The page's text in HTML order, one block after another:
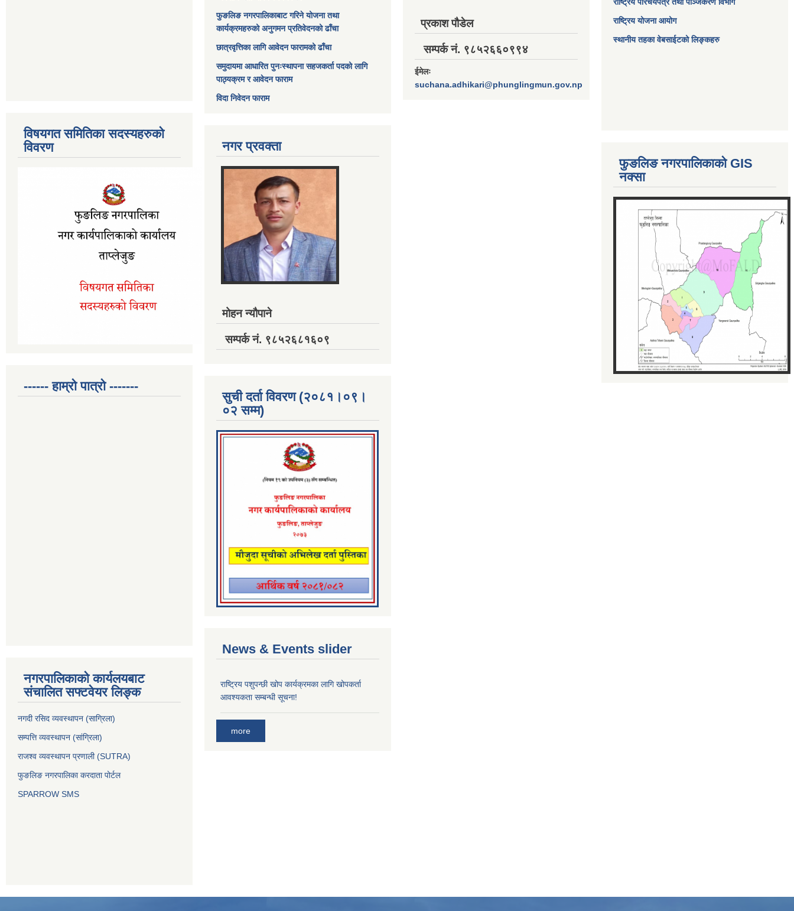
विषयगत समितिका सदस्यहरुको
विवरण
------ हाम्रो पात्रो -------
नगरपालिकाको कार्यलयबाट
संचालित सफ्टवेयर लिङ्क
नगदी रसिद व्यवस्थापन (साग्रिला)
सम्पत्ति व्यवस्थापन (सांग्रिला)
राजश्व व्यवस्थापन प्रणाली (SUTRA)
फुङलिङ नगरपालिका करदाता पोर्टल
SPARROW SMS
फुङलिङ नगरपालिकाबाट गरिने योजना तथा
कार्यक्रमहरुको अनुगमन प्रतिवेदनको ढाँचा
छात्रवृत्तिका लागि आवेदन फारामको ढाँचा
समुदायमा आधारित पुनःस्थापना सहजकर्ता पदको लागि
पाठ्यक्रम र आवेदन फाराम
विदा निवेदन फाराम
नगर प्रवक्ता
मोहन न्यौपाने
सम्पर्क नं. ९८५२६८१६०९
सुची दर्ता विवरण (२०८१।०९।
०२ सम्म)
News & Events slider
राष्ट्रिय पशुपन्छी खोप कार्यक्रमका लागि खोपकर्ता
आवश्यकता सम्बन्धी सूचना!
more
प्रकाश पौडेल
सम्पर्क नं. ९८५२६६०९९४
ईमेलः
suchana.adhikari@phunglingmun.gov.np
राष्ट्रिय योजना आयोग
स्थानीय तहका वेबसाईटको लिङ्कहरु
फुङलिङ नगरपालिकाको GIS
नक्सा